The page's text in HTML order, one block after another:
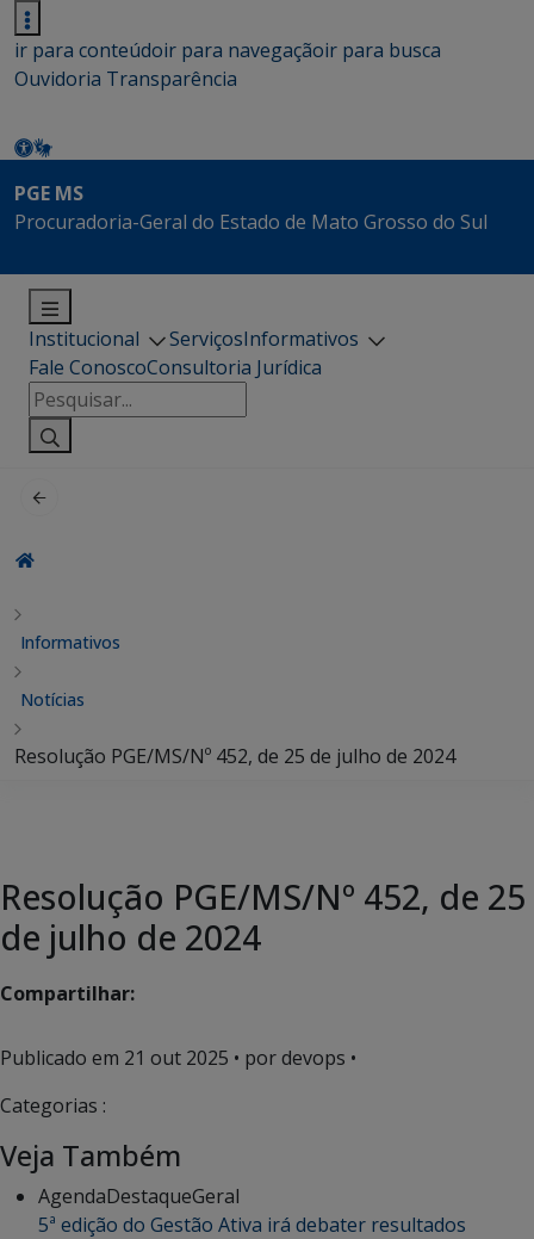
ir para conteúdoir para navegaçãoir para busca
Ouvidoria Transparência
PGE MS
Procuradoria-Geral do Estado de Mato Grosso do Sul
Institucional ServiçosInformativos
Fale ConoscoConsultoria Jurídica
Pesquisar
por:
Informativos
Notícias
Resolução PGE/MS/Nº 452, de 25 de julho de 2024
Resolução PGE/MS/Nº 452, de 25
de julho de 2024
Compartilhar:
Publicado em 21 out 2025 • por devops •
Categorias :
Veja Também
AgendaDestaqueGeral
5ª edição do Gestão Ativa irá debater resultados